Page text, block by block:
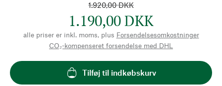
1.920,00 DKK
1.190,00 DKK
alle priser er inkl. moms, plus Forsendelsesomkostninger
CO₂-kompenseret forsendelse med DHL
Tilføj til indkøbskurv